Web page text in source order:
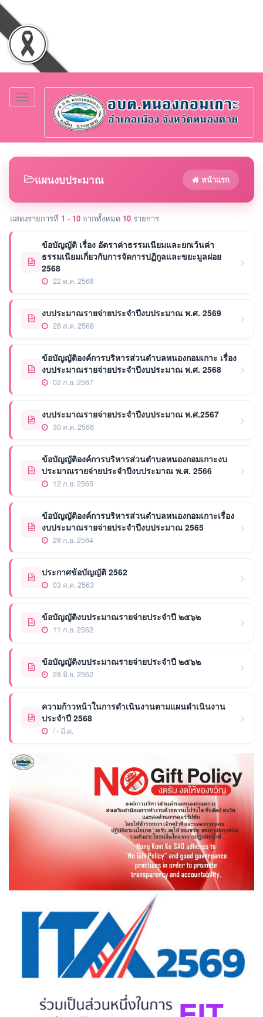
Toggle
navigation
แผนงบประมาณ หน้าแรก
แสดงรายการที่ 1 - 10 จากทั้งหมด 10 รายการ
ข้อบัญญัติ เรื่อง อัตราค่าธรรมเนียมและยกเว้นค่า
ธรรมเนียมเกี่ยวกับการจัดการปฏิกูลและขยะมูลฝอย
2568
22 ต.ค. 2568
งบประมาณรายจ่ายประจำปีงบประมาณ พ.ศ. 2569
28 ส.ค. 2568
ข้อบัญญัติองค์การบริหารส่วนตำบลหนองกอมเกาะ เรื่อง
งบประมาณรายจ่ายประจำปีงบประมาณ พ.ศ. 2568
02 ก.ย. 2567
งบประมาณรายจ่ายประจำปีงบประมาณ พ.ศ.2567
30 ส.ค. 2566
ข้อบัญญัติองค์การบริหารส่วนตำบลหนองกอมเกาะงบ
ประมาณรายจ่ายประจำปีงบประมาณ พ.ศ. 2566
12 ก.ย. 2565
ข้อบัญญัติองค์การบริหารส่วนตำบลหนองกอมเกาะเรื่อง
งบประมาณรายจ่ายประจำปีงบประมาณ 2565
28 ก.ย. 2564
ประกาศข้อบัญญัติ 2562
03 ส.ค. 2563
ข้อบัญญัติงบประมาณรายจ่ายประจำปี ๒๕๖๒
11 ก.ย. 2562
ข้อบัญญัติงบประมาณรายจ่ายประจำปี ๒๕๖๒
28 มิ.ย. 2562
ความก้าวหน้าในการดำเนินงานตามแผนดำเนินงาน
ประจำปี 2568
/ - มี.ค.